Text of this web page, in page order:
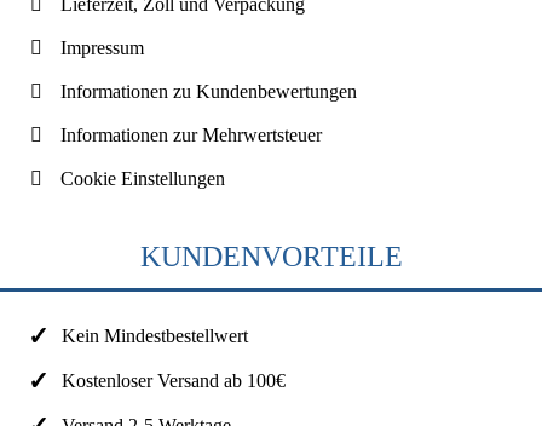
Lieferzeit, Zoll und Verpackung
Impressum
Informationen zu Kundenbewertungen
Informationen zur Mehrwertsteuer
Cookie Einstellungen
KUNDENVORTEILE
Kein Mindestbestellwert
Kostenloser Versand ab 100€